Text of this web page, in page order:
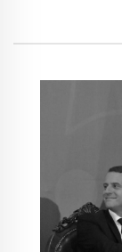
أثبتت
طهران
الإيطالي
آي"، في